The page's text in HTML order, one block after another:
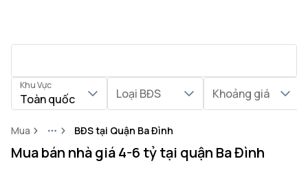
Khu Vực
Toàn quốc Loại BĐS Khoảng giá
Mua MoreBĐS tại Quận Ba Đình
Mua bán nhà giá 4-6 tỷ tại quận Ba Đình